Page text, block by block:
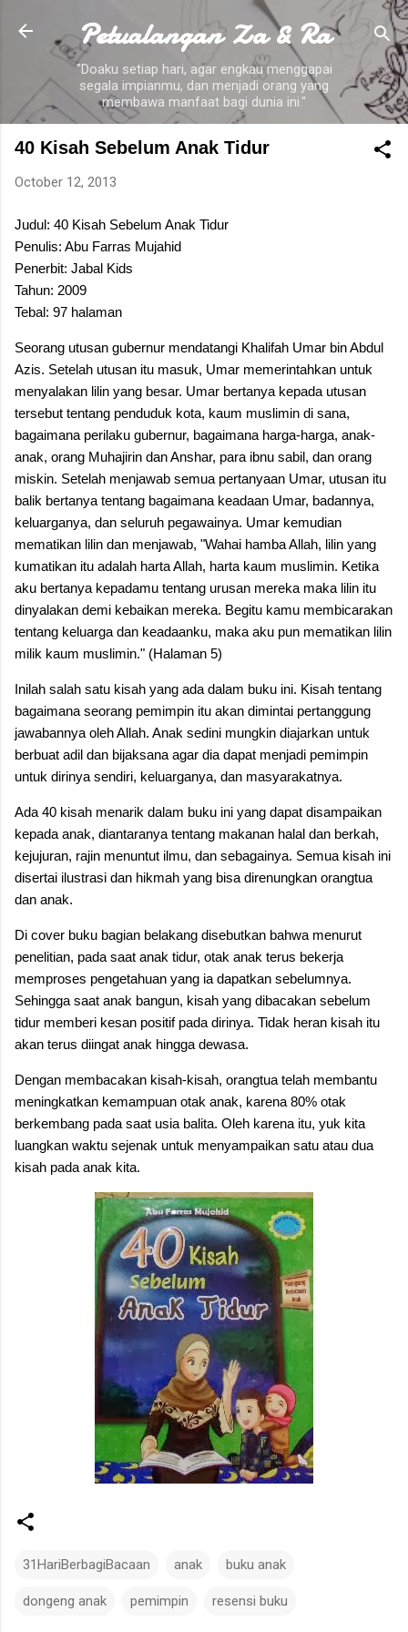
Skip to main content
Petualangan Za & Ra
"Doaku setiap hari, agar engkau menggapai
segala impianmu, dan menjadi orang yang
membawa manfaat bagi dunia ini."
40 Kisah Sebelum Anak Tidur
October 12, 2013
Judul: 40 Kisah Sebelum Anak Tidur
Penulis: Abu Farras Mujahid
Penerbit: Jabal Kids
Tahun: 2009
Tebal: 97 halaman
Seorang utusan gubernur mendatangi Khalifah Umar bin Abdul
Azis. Setelah utusan itu masuk, Umar memerintahkan untuk
menyalakan lilin yang besar. Umar bertanya kepada utusan
tersebut tentang penduduk kota, kaum muslimin di sana,
bagaimana perilaku gubernur, bagaimana harga-harga, anak-
anak, orang Muhajirin dan Anshar, para ibnu sabil, dan orang
miskin. Setelah menjawab semua pertanyaan Umar, utusan itu
balik bertanya tentang bagaimana keadaan Umar, badannya,
keluarganya, dan seluruh pegawainya. Umar kemudian
mematikan lilin dan menjawab, "Wahai hamba Allah, lilin yang
kumatikan itu adalah harta Allah, harta kaum muslimin. Ketika
aku bertanya kepadamu tentang urusan mereka maka lilin itu
dinyalakan demi kebaikan mereka. Begitu kamu membicarakan
tentang keluarga dan keadaanku, maka aku pun mematikan lilin
milik kaum muslimin." (Halaman 5)
Inilah salah satu kisah yang ada dalam buku ini. Kisah tentang
bagaimana seorang pemimpin itu akan dimintai pertanggung
jawabannya oleh Allah. Anak sedini mungkin diajarkan untuk
berbuat adil dan bijaksana agar dia dapat menjadi pemimpin
untuk dirinya sendiri, keluarganya, dan masyarakatnya.
Ada 40 kisah menarik dalam buku ini yang dapat disampaikan
kepada anak, diantaranya tentang makanan halal dan berkah,
kejujuran, rajin menuntut ilmu, dan sebagainya. Semua kisah ini
disertai ilustrasi dan hikmah yang bisa direnungkan orangtua
dan anak.
Di cover buku bagian belakang disebutkan bahwa menurut
penelitian, pada saat anak tidur, otak anak terus bekerja
memproses pengetahuan yang ia dapatkan sebelumnya.
Sehingga saat anak bangun, kisah yang dibacakan sebelum
tidur memberi kesan positif pada dirinya. Tidak heran kisah itu
akan terus diingat anak hingga dewasa.
Dengan membacakan kisah-kisah, orangtua telah membantu
meningkatkan kemampuan otak anak, karena 80% otak
berkembang pada saat usia balita. Oleh karena itu, yuk kita
luangkan waktu sejenak untuk menyampaikan satu atau dua
kisah pada anak kita.
31HariBerbagiBacaan anak buku anak
dongeng anak pemimpin resensi buku